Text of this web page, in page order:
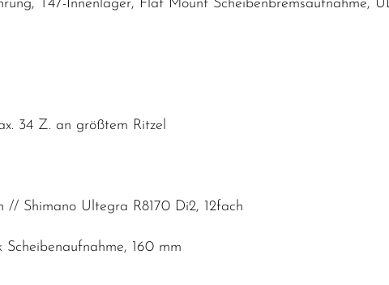
T47-Innenlager, Flat Mount Scheibenbremsaufnahme,
34 Z. an größtem Ritzel
// Shimano Ultegra R8170 Di2, 12fach
160 mm